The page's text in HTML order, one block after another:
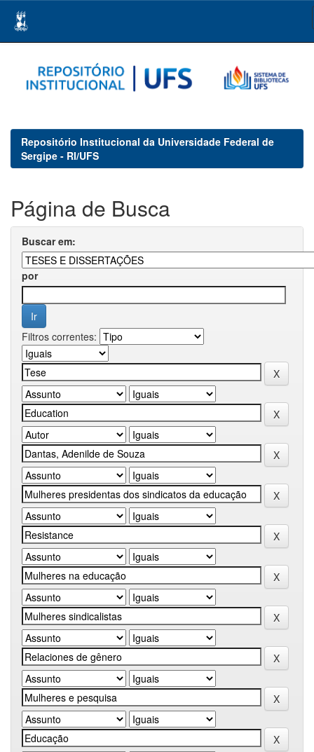
navigation
Repositório Institucional da Universidade Federal de
Sergipe - RI/UFS
Página de Busca
Buscar em:
por
Filtros correntes: